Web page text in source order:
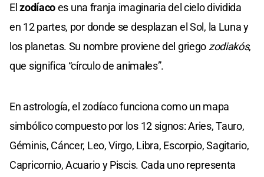
Elzodíacoes una franja imaginaria del cielo dividida
en 12 partes, por donde se desplazan el Sol, la Luna y
los planetas. Su nombre proviene del griego zodiakós,
que significa “círculo de animales”.
En astrología, el zodíaco funciona como un mapa
simbólico compuesto por los 12 signos: Aries, Tauro,
Géminis, Cáncer, Leo, Virgo, Libra, Escorpio, Sagitario,
Capricornio, Acuario y Piscis. Cada uno representa